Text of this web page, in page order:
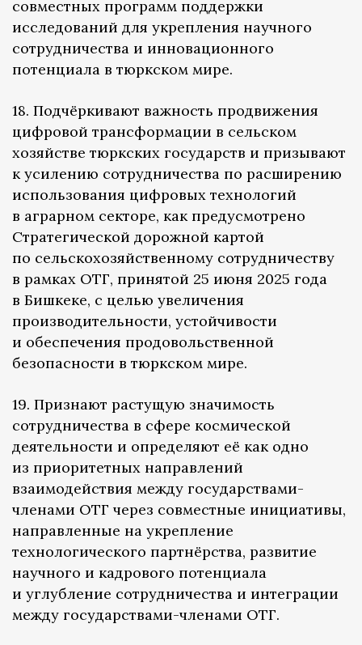
совместных программ поддержки
исследований для укрепления научного
сотрудничества и инновационного
потенциала в тюркском мире.
18. Подчёркивают важность продвижения
цифровой трансформации в сельском
хозяйстве тюркских государств и призывают
к усилению сотрудничества по расширению
использования цифровых технологий
в аграрном секторе, как предусмотрено
Стратегической дорожной картой
по сельскохозяйственному сотрудничеству
в рамках ОТГ, принятой 25 июня 2025 года
в Бишкеке, с целью увеличения
производительности, устойчивости
и обеспечения продовольственной
безопасности в тюркском мире.
19. Признают растущую значимость
сотрудничества в сфере космической
деятельности и определяют её как одно
из приоритетных направлений
взаимодействия между государствами-
членами ОТГ через совместные инициативы,
направленные на укрепление
технологического партнёрства, развитие
научного и кадрового потенциала
и углубление сотрудничества и интеграции
между государствами-членами ОТГ.